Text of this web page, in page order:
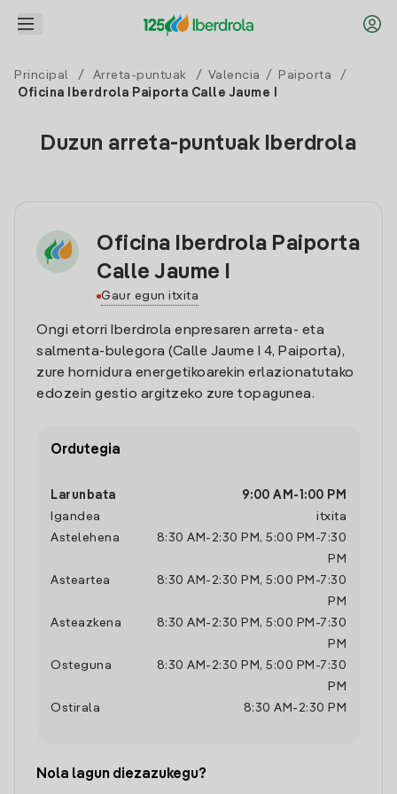
Principal / Arreta-puntuak / Valencia / Paiporta
/
Oficina Iberdrola Paiporta Calle Jaume I
Duzun arreta-puntuak Iberdrola
Oficina Iberdrola Paiporta
Calle Jaume I
Gaur egun itxita
Ongi etorri Iberdrola enpresaren arreta- eta
salmenta-bulegora (Calle Jaume I 4, Paiporta),
zure hornidura energetikoarekin erlazionatutako
edozein gestio argitzeko zure topagunea.
Ordutegia
Larunbata 9:00 AM - 1:00 PM
Igandea
itxita
Astelehena
8:30 AM - 2:30 PM , 5:00 PM -7:30
PM
Asteartea
8:30 AM - 2:30 PM , 5:00 PM -7:30
PM
Asteazkena
8:30 AM - 2:30 PM , 5:00 PM -7:30
PM
Osteguna
8:30 AM - 2:30 PM , 5:00 PM -7:30
PM
Ostirala
8:30 AM - 2:30 PM
Nola lagun diezazukegu?